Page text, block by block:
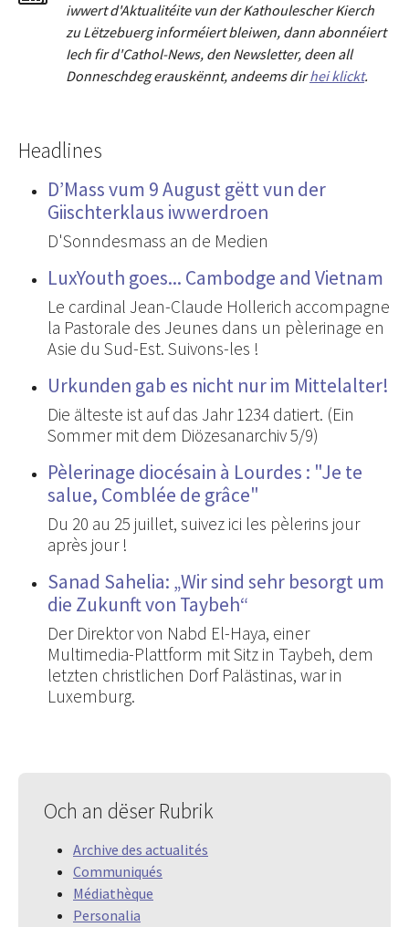
iwwert d'Aktualitéite vun der Kathoulescher Kierch
zu Lëtzebuerg informéiert bleiwen, dann abonnéiert
Iech fir d'Cathol-News, den Newsletter, deen all
Donneschdeg erauskënnt, andeems dirhei klickt.
Headlines
D’Mass vum 9 August gëtt vun der
Giischterklaus iwwerdroen
D'Sonndesmass an de Medien
LuxYouth goes... Cambodge and Vietnam
Le cardinal Jean-Claude Hollerich accompagne
la Pastorale des Jeunes dans un pèlerinage en
Asie du Sud-Est. Suivons-les !
Urkunden gab es nicht nur im Mittelalter!
Die älteste ist auf das Jahr 1234 datiert. (Ein
Sommer mit dem Diözesanarchiv 5/9)
Pèlerinage diocésain à Lourdes : "Je te
salue, Comblée de grâce"
Du 20 au 25 juillet, suivez ici les pèlerins jour
après jour !
Sanad Sahelia: „Wir sind sehr besorgt um
die Zukunft von Taybeh“
Der Direktor von Nabd El-Haya, einer
Multimedia-Plattform mit Sitz in Taybeh, dem
letzten christlichen Dorf Palästinas, war in
Luxemburg.
Och an dëser Rubrik
Archive des actualités
Communiqués
Médiathèque
Personalia